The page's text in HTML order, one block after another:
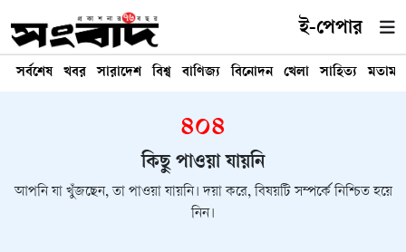
ই-পেপার
সর্বশেষ খবর সারাদেশ বিশ্ব বাণিজ্য বিনোদন খেলা সাহিত্য মতামত
৪০৪
কিছু পাওয়া যায়নি
আপনি যা খুঁজছেন, তা পাওয়া যায়নি। দয়া করে, বিষয়টি সম্পর্কে নিশ্চিত হয়ে
নিন।